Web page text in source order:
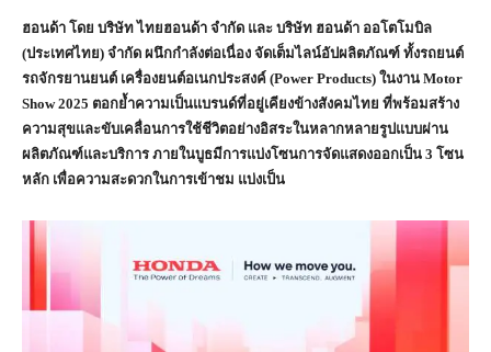
ฮอนด้า โดย บริษัท ไทยฮอนด้า จำกัด และ บริษัท ฮอนด้า ออโตโมบิล
(ประเทศไทย) จำกัด ผนึกกำลังต่อเนื่อง จัดเต็มไลน์อัปผลิตภัณฑ์ ทั้งรถยนต์
รถจักรยานยนต์ เครื่องยนต์อเนกประสงค์ (Power Products) ในงาน Motor
Show 2025 ตอกย้ำความเป็นแบรนด์ที่อยู่เคียงข้างสังคมไทย ที่พร้อมสร้าง
ความสุขและขับเคลื่อนการใช้ชีวิตอย่างอิสระในหลากหลายรูปแบบผ่าน
ผลิตภัณฑ์และบริการ ภายในบูธมีการแบ่งโซนการจัดแสดงออกเป็น 3 โซน
หลัก เพื่อความสะดวกในการเข้าชม แบ่งเป็น